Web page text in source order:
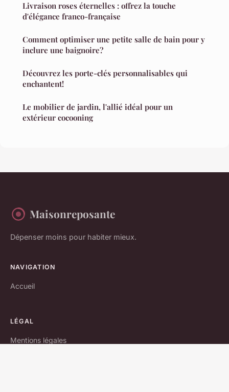
Livraison roses éternelles : offrez la touche
d'élégance franco-française
Comment optimiser une petite salle de bain pour y
inclure une baignoire?
Découvrez les porte-clés personnalisables qui
enchantent!
Le mobilier de jardin, l'allié idéal pour un
extérieur cocooning
Maisonreposante
Dépenser moins pour habiter mieux.
NAVIGATION
Accueil
LÉGAL
Mentions légales